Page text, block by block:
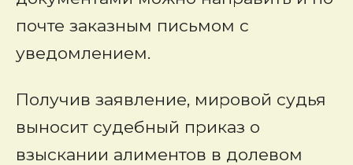
почте заказным письмом с
уведомлением.
Получив заявление, мировой судья
выносит судебный приказ о
взыскании алиментов в долевом